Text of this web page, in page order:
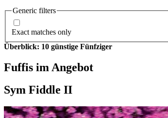
Generic filters
Exact matches only
Überblick: 10 günstige Fünfziger
Fuffis im Angebot
Sym Fiddle II